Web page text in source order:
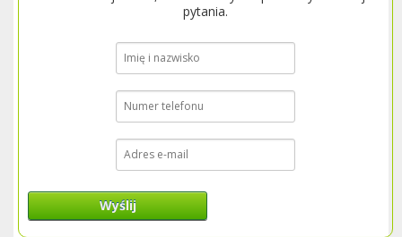
pytania.
Wyślij